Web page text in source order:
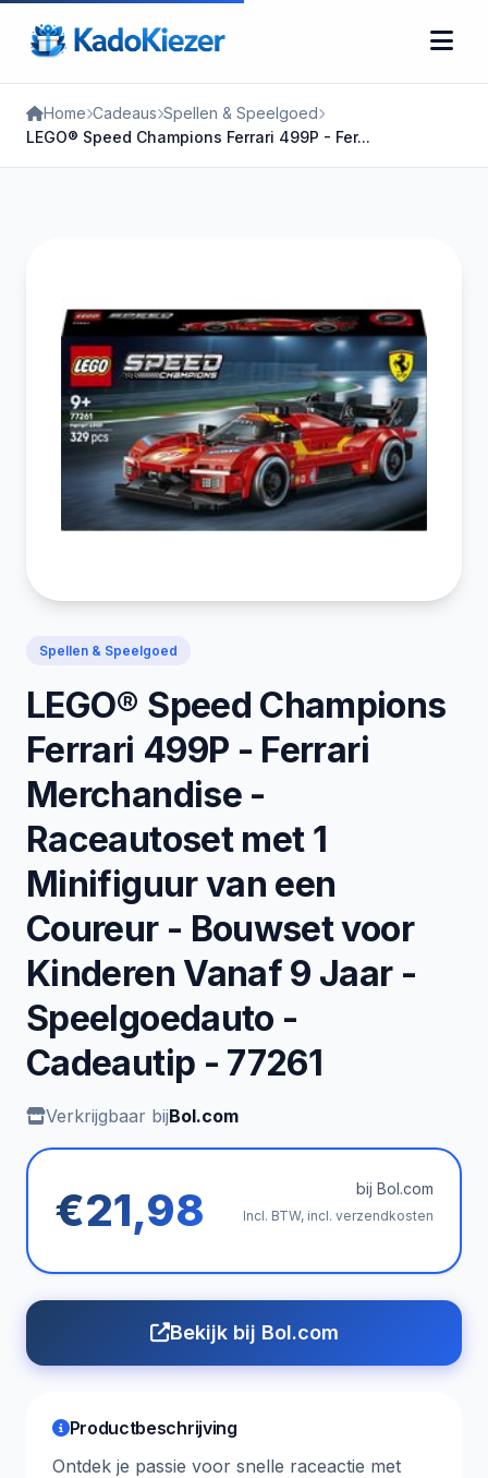
Home Cadeaus Spellen & Speelgoed
LEGO® Speed Champions Ferrari 499P - Fer...
Spellen & Speelgoed
LEGO® Speed Champions
Ferrari 499P - Ferrari
Merchandise -
Raceautoset met 1
Minifiguur van een
Coureur - Bouwset voor
Kinderen Vanaf 9 Jaar -
Speelgoedauto -
Cadeautip - 77261
Verkrijgbaar bijBol.com
€21,98 bij Bol.com
Incl. BTW, incl. verzendkosten
Bekijk bij Bol.com
Productbeschrijving
Ontdek je passie voor snelle raceactie met